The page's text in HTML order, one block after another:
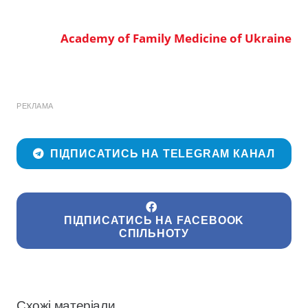
Academy of Family Medicine of Ukraine
РЕКЛАМА
ПІДПИСАТИСЬ НА TELEGRAM КАНАЛ
ПІДПИСАТИСЬ НА FACEBOOK
СПІЛЬНОТУ